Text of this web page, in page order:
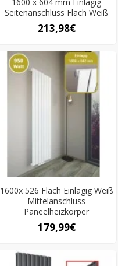
Seitenanschluss Flach Weiß
213,98€
1600x 526 Flach Einlagig Weiß
Mittelanschluss
Paneelheizkörper
179,99€